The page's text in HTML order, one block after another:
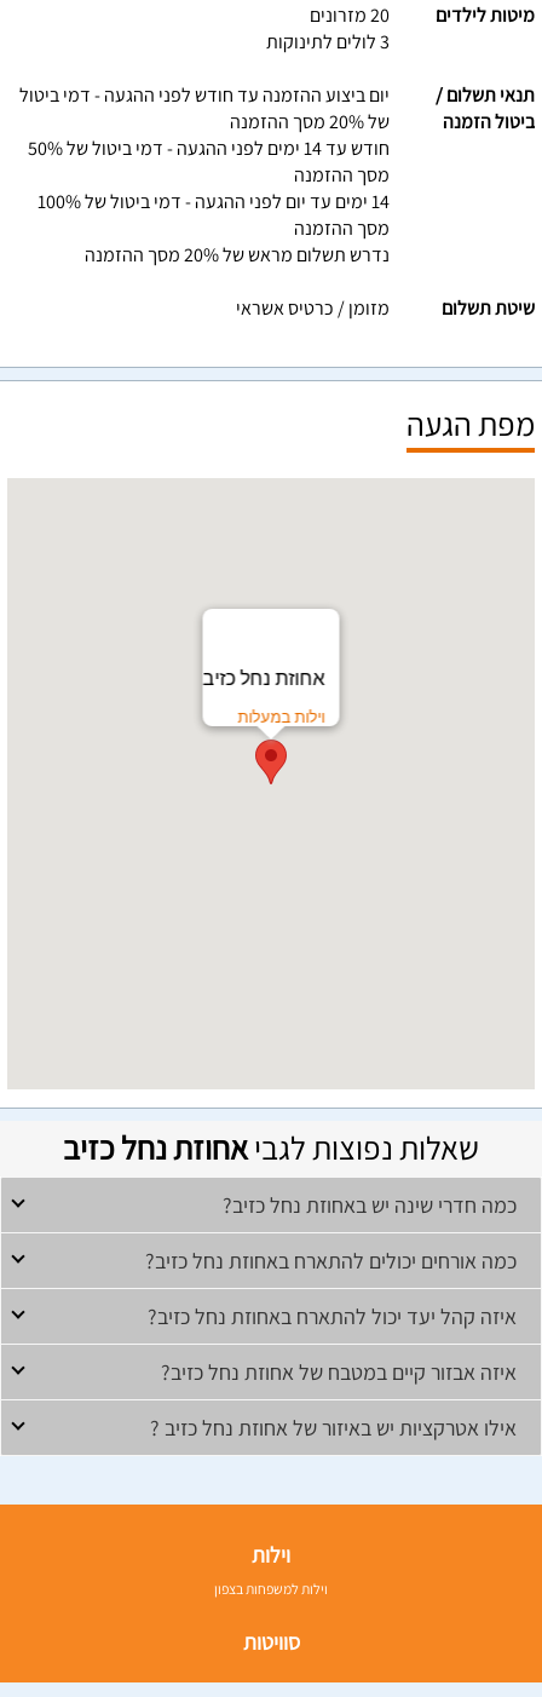
מיטות לילדים
20 מזרונים
3 לולים לתינוקות
תנאי תשלום /
ביטול הזמנה
יום ביצוע ההזמנה עד חודש לפני ההגעה - דמי ביטול
של 20% מסך ההזמנה
חודש עד 14 ימים לפני ההגעה - דמי ביטול של 50%
מסך ההזמנה
14 ימים עד יום לפני ההגעה - דמי ביטול של 100%
מסך ההזמנה
נדרש תשלום מראש של 20% מסך ההזמנה
שיטת תשלום מזומן / כרטיס אשראי
מפת הגעה
אחוזת נחל כזיב
וילות במעלות
שאלות נפוצות לגביאחוזת נחל כזיב
כמה חדרי שינה יש באחוזת נחל כזיב?
כמה אורחים יכולים להתארח באחוזת נחל כזיב?
איזה קהל יעד יכול להתארח באחוזת נחל כזיב?
איזה אבזור קיים במטבח של אחוזת נחל כזיב?
אילו אטרקציות יש באיזור של אחוזת נחל כזיב ?
וילות
וילות למשפחות בצפון
סוויטות